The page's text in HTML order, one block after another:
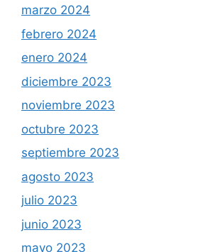
marzo 2024
febrero 2024
enero 2024
diciembre 2023
noviembre 2023
octubre 2023
septiembre 2023
agosto 2023
julio 2023
junio 2023
mayo 2023